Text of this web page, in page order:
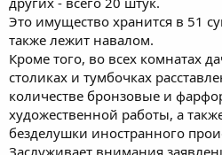
Это имущество хранится в 51
также лежит навалом.
Кроме того, во всех комнатах
столиках и тумбочках
количестве бронзовые и
художественной работы, а
безделушки иностранного
Заслуживает внимания